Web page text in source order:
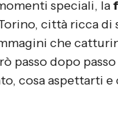
speciali, la
città ricca
che
passo dopo
cosa aspettarti